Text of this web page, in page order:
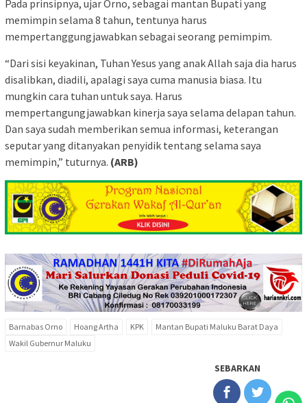
Pada prinsipnya, ujar Orno, sebagai mantan Bupati yang
memimpin selama 8 tahun, tentunya harus
mempertanggungjawabkan sebagai seorang pemimpim.
“Dari sisi keyakinan, Tuhan Yesus yang anak Allah saja dia harus
disalibkan, diadili, apalagi saya cuma manusia biasa. Itu
mungkin cara tuhan untuk saya. Harus
mempertangungjawabkan kinerja saya selama delapan tahun.
Dan saya sudah memberikan semua informasi, keterangan
seputar yang ditanyakan penyidik tentang selama saya
memimpin,” tuturnya. (ARB)
Barnabas Orno Hoang Artha KPK
Mantan Bupati Maluku Barat Daya
Wakil Gubernur Maluku
SEBARKAN